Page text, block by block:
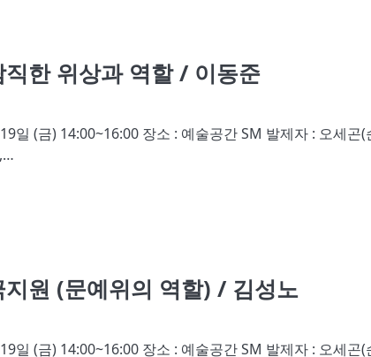
한 위상과 역할 / 이동준
일 (금) 14:00~16:00 장소 : 예술공간 SM 발제자 : 오세곤(
원 (문예위의 역할) / 김성노
일 (금) 14:00~16:00 장소 : 예술공간 SM 발제자 : 오세곤(